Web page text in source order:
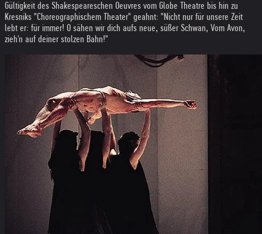
Gültigkeit des Shakespeareschen Oeuvres vom Globe Theatre bis hin zu
Kresniks "Choreographischem Theater" geahnt: "Nicht nur für unsere Zeit
lebt er: für immer! O sähen wir dich aufs neue, süßer Schwan, Vom Avon,
zieh'n auf deiner stolzen Bahn!"